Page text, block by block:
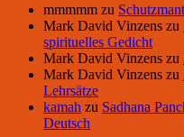
mmmmm zu
Mark David Vinzens zu
spirituelles Gedicht
Mark David Vinzens zu
Mark David Vinzens zu
Lehrsätze
kamah zu Sadhana
Deutsch